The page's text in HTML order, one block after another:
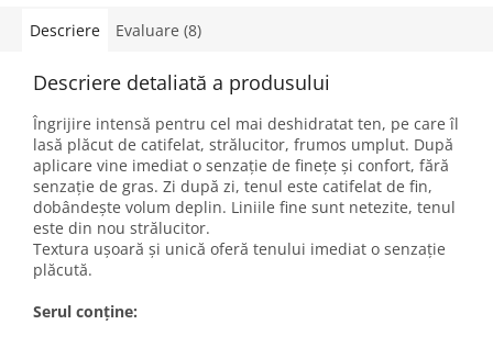
Descriere Evaluare (8)
Descriere detaliată a produsului
Îngrijire intensă pentru cel mai deshidratat ten, pe care îl
lasă plăcut de catifelat, strălucitor, frumos umplut. După
aplicare vine imediat o senzație de finețe și confort, fără
senzație de gras. Zi după zi, tenul este catifelat de fin,
dobândește volum deplin. Liniile fine sunt netezite, tenul
este din nou strălucitor.
Textura ușoară și unică oferă tenului imediat o senzație
plăcută.
Serul conține: